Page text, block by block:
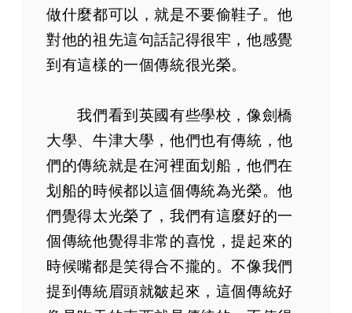
做什麼都可以，就是不要偷鞋子。他
對他的祖先這句話記得很牢，他感覺
到有這樣的一個傳統很光榮。
我們看到英國有些學校，像劍橋
大學、牛津大學，他們也有傳統，他
們的傳統就是在河裡面划船，他們在
划船的時候都以這個傳統為光榮。他
們覺得太光榮了，我們有這麼好的一
個傳統他覺得非常的喜悅，提起來的
時候嘴都是笑得合不攏的。不像我們
提到傳統眉頭就皺起來，這個傳統好